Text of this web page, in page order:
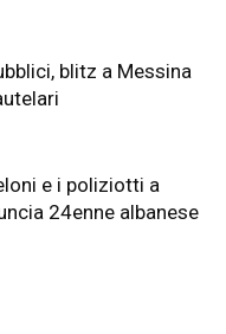
blitz a Messina
e i poliziotti a
24enne albanese